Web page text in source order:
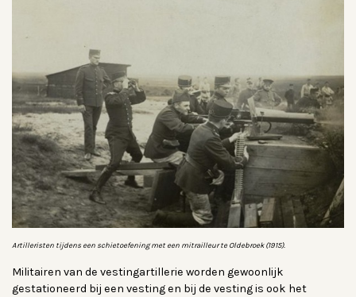
Artilleristen tijdens een schietoefening met een mitrailleur te Oldebroek (1915).
Militairen van de vestingartillerie worden gewoonlijk
gestationeerd bij een vesting en bij de vesting is ook het